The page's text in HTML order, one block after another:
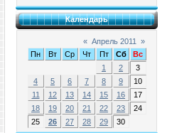
Календарь
« Апрель 2011
»
Пн
Вт Ср Чт Пт Сб
Вс
1
2
3
4
5 6 7 8 9
10
11
12 13 14 15 16
17
18
19 20 21 22 23
24
25
26 27 28 29 30